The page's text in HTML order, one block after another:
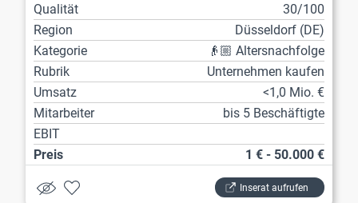
Qualität
30/100
Region
Düsseldorf (DE)
Kategorie
👴🏼 Altersnachfolge
Rubrik
Unternehmen kaufen
Umsatz
<1,0 Mio. €
Mitarbeiter
bis 5 Beschäftigte
EBIT
Preis
1 € - 50.000 €
Inserat aufrufen